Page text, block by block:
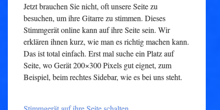
Jetzt brauchen Sie nicht, oft unsere Seite zu
besuchen, um ihre Gitarre zu stimmen. Dieses
Stimmgerät online kann auf ihre Seite sein. Wir
erklären ihnen kurz, wie man es richtig machen kann.
Das ist total einfach. Erst mal suche ein Platz auf
Seite, wo Gerät 200×300 Pixels gut eignet, zum
Beispiel, beim rechtes Sidebar, wie es bei uns steht.